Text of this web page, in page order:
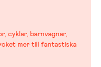
cyklar, barnvagnar,
mer till fantastiska